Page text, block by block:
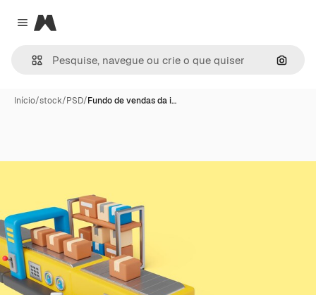
Close menu
Magnific
Início/stock/PSD/Fundo de vendas da i…